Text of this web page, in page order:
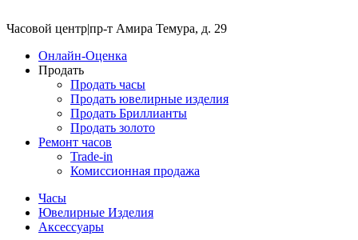
Часовой центр|пр-т Амира Темура, д. 29
Онлайн-Оценка
Продать
Продать часы
Продать ювелирные изделия
Продать Бриллианты
Продать золото
Ремонт часов
Trade-in
Комиссионная продажа
Часы
Ювелирные Изделия
Аксессуары